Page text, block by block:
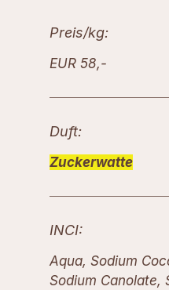
Preis/kg:
EUR 58,-
Duft:
Zuckerwatte
INCI:
Aqua, Sodium
Sodium Canolate,